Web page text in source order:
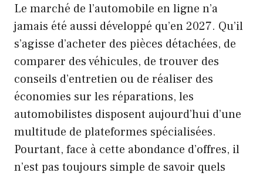
Le marché de l’automobile en ligne n’a
jamais été aussi développé qu’en 2027. Qu’il
s’agisse d’acheter des pièces détachées, de
comparer des véhicules, de trouver des
conseils d’entretien ou de réaliser des
économies sur les réparations, les
automobilistes disposent aujourd’hui d’une
multitude de plateformes spécialisées.
Pourtant, face à cette abondance d’offres, il
n’est pas toujours simple de savoir quels